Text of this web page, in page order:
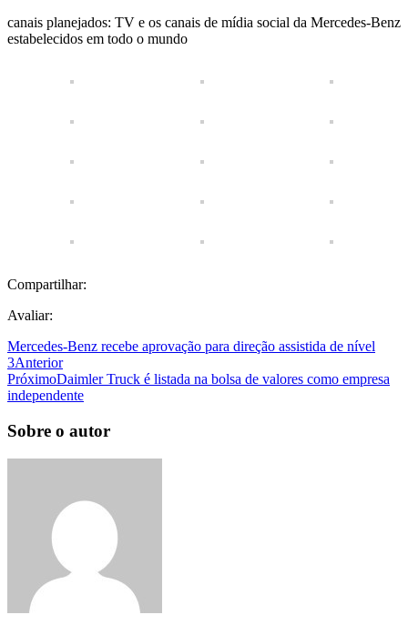
canais planejados: TV e os canais de mídia social da Mercedes-Benz
estabelecidos em todo o mundo
Compartilhar:
Avaliar:
Mercedes-Benz recebe aprovação para direção assistida de nível
3Anterior
PróximoDaimler Truck é listada na bolsa de valores como empresa
independente
Sobre o autor